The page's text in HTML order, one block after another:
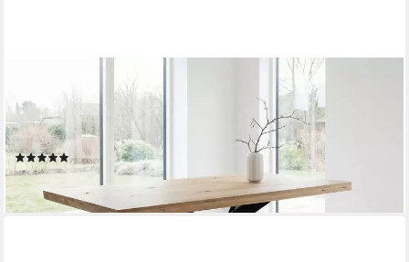
Esstisch Wildeiche massiv geölt / 60 mm Platte / 180/200/220
/ AHUS, Massivholztisch · Metallgestell · Schweizer Kante ·
Industrial-Look
(11)
ab 599,99 €
lieferbar - in 5-6 Werktagen bei dir